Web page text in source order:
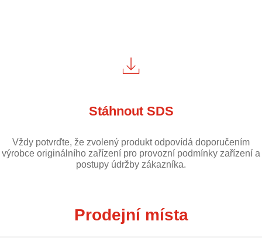
Stáhnout SDS
Vždy potvrďte, že zvolený produkt odpovídá doporučením
výrobce originálního zařízení pro provozní podmínky zařízení a
postupy údržby zákazníka.
Prodejní místa